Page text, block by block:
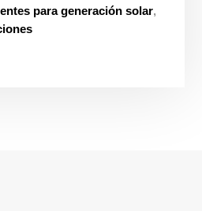
para generación solar,